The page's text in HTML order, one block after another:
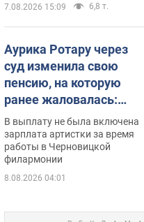
7.08.2026 15:09 6,8 т.
Аурика Ротару через
суд изменила свою
пенсию, на которую
ранее жаловалась:
сколько получала
певица
В выплату не была включена
зарплата артистки за время
работы в Черновицкой
филармонии
8.08.2026 04:01